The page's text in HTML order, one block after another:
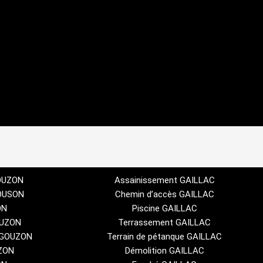
Assainissement GAILLAC
Chemin d’accès GAILLAC
Piscine GAILLAC
Terrassement GAILLAC
Terrain de pétanque GAILLAC
Démolition GAILLAC